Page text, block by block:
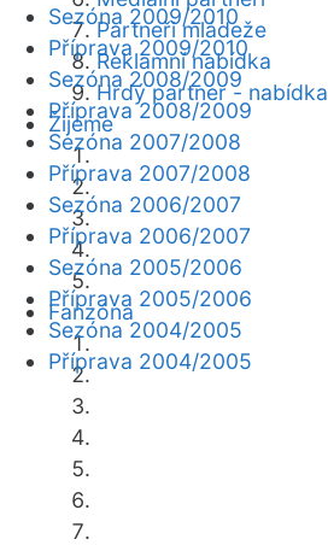
Partneři mládeže
Reklamní nabídka
Hrdý partner - nabídka
Žijeme
Fanzóna
Sezóna 2009/2010
Příprava 2009/2010
Sezóna 2008/2009
Příprava 2008/2009
Sezóna 2007/2008
Příprava 2007/2008
Sezóna 2006/2007
Příprava 2006/2007
Sezóna 2005/2006
Příprava 2005/2006
Sezóna 2004/2005
Příprava 2004/2005